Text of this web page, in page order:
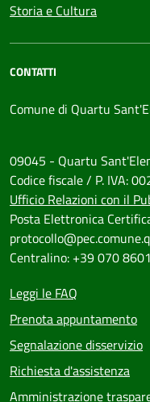
Storia e Cultura
CONTATTI
Comune di Quartu
09045 - Quartu
Codice fiscale / P. IVA:
Ufficio Relazioni con il
Posta Elettronica
Centralino: +39 070
Leggi le FAQ
Prenota appuntamento
Segnalazione disservizio
Richiesta d'assistenza
Amministrazione